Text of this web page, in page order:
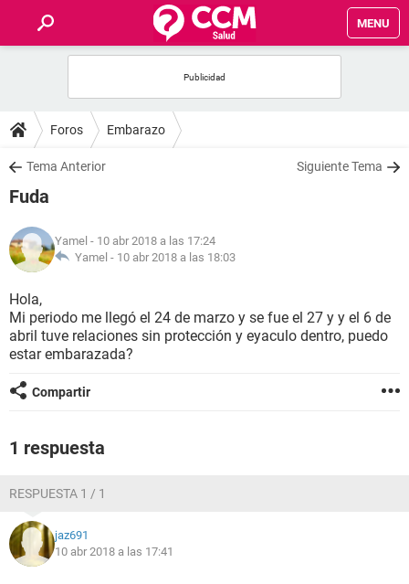
MENU
FOROS
SALUD
NUTRICIÓN
BIENESTAR
SEXUALIDAD
GLOSARIO
Foros Embarazo
Tema Anterior Siguiente Tema
Fuda
Yamel - 10 abr 2018 a las 17:24
Yamel - 10 abr 2018 a las 18:03
Hola,
Mi periodo me llegó el 24 de marzo y se fue el 27 y y el 6 de
abril tuve relaciones sin protección y eyaculo dentro, puedo
estar embarazada?
Compartir
1 respuesta
RESPUESTA 1 / 1
jaz691
10 abr 2018 a las 17:41